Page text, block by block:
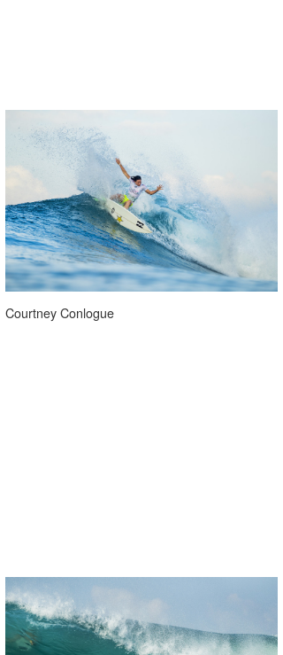
Courtney Conlogue